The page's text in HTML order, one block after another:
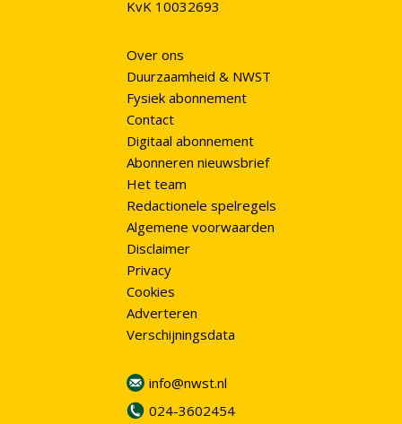
KvK 10032693
Over ons
Duurzaamheid & NWST
Fysiek abonnement
Contact
Digitaal abonnement
Abonneren nieuwsbrief
Het team
Redactionele spelregels
Algemene voorwaarden
Disclaimer
Privacy
Cookies
Adverteren
Verschijningsdata
info@nwst.nl
024-3602454